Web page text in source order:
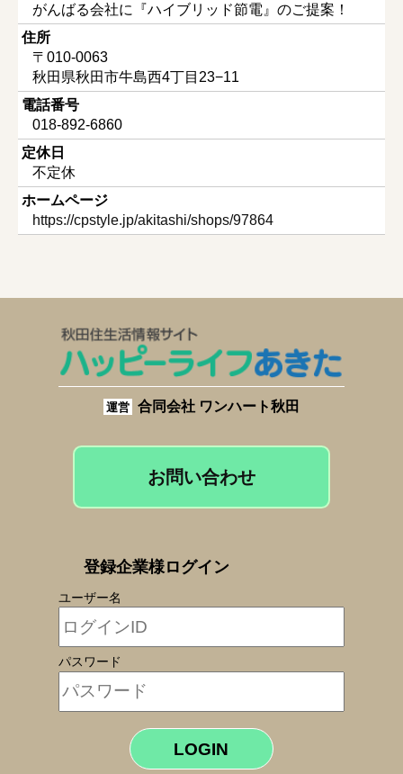
がんばる会社に『ハイブリッド節電』のご提案！
住所
〒010-0063
秋田県秋田市牛島西4丁目23−11
電話番号
018-892-6860
定休日
不定休
ホームページ
https://cpstyle.jp/akitashi/shops/97864
運営 合同会社 ワンハート秋田
お問い合わせ
登録企業様ログイン
ユーザー名
パスワード